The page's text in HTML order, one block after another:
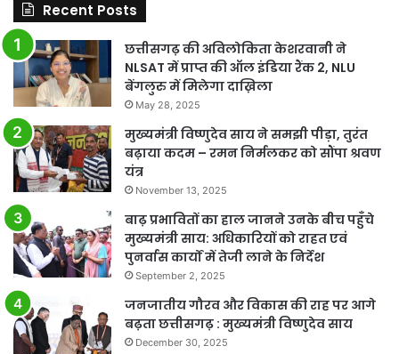
Recent Posts
छत्तीसगढ़ की अविलोकिता केशरवानी ने
NLSAT में प्राप्त की ऑल इंडिया रैंक 2, NLU
बेंगलुरु में मिलेगा दाख़िला
May 28, 2025
मुख्यमंत्री विष्णुदेव साय ने समझी पीड़ा, तुरंत
बढ़ाया कदम – रमन निर्मलकर को सौंपा श्रवण
यंत्र
November 13, 2025
बाढ़ प्रभावितों का हाल जानने उनके बीच पहुँचे
मुख्यमंत्री साय: अधिकारियों को राहत एवं
पुनर्वास कार्यों में तेजी लाने के निर्देश
September 2, 2025
जनजातीय गौरव और विकास की राह पर आगे
बढ़ता छत्तीसगढ़ : मुख्यमंत्री विष्णुदेव साय
December 30, 2025